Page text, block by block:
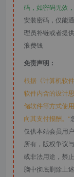
码，如密码无效
安装密码，仅能
理员补链或者提
浪费钱
免责声明：
根据《计算机软
软件内含的设计
储软件等方式使
向其支付报酬。”
仅供本站会员用
所有，版权争议
或非法用途，禁
脑中彻底删除上